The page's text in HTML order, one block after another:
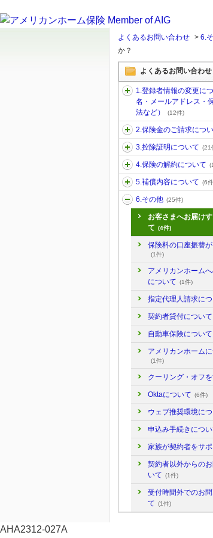
よくあるお問い合わせ > 6.
か？
よくあるお問い合わせ
1.登録者情報の変更に
名・メールアドレス・
法など）
(12件)
2.保険金のご請求につ
3.控除証明について (21
4.保険の解約について
5.補償内容について (6
6.その他 (25件)
お客さまへお届け
て (4件)
保険料の口座振替
(1件)
アメリカンホーム
について (1件)
指定代理人請求に
契約者貸付について
自動車保険について
アメリカンホーム
(1件)
クーリング・オフ
Oktaについて (6件)
ウェブ推奨環境に
申込み手続きにつ
家族が契約者をサ
契約者以外からの
いて (1件)
受付時間外でのお
て (1件)
AHA2312-027A